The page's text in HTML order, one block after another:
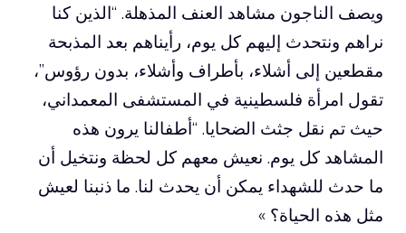
ويصف الناجون مشاهد العنف المذهلة. “الذين كنا
نراهم ونتحدث إليهم كل يوم، رأيناهم بعد المذبحة
مقطعين إلى أشلاء، بأطراف وأشلاء، بدون رؤوس”،
تقول امرأة فلسطينية في المستشفى المعمداني،
حيث تم نقل جثث الضحايا. “أطفالنا يرون هذه
المشاهد كل يوم. نعيش معهم كل لحظة ونتخيل أن
ما حدث للشهداء يمكن أن يحدث لنا. ما ذنبنا لعيش
مثل هذه الحياة؟ »